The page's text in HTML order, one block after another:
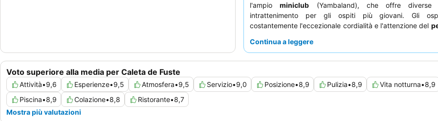
l'ampiominiclub (Yambaland), che offre
intrattenimento per gli ospiti più giovani. Gli
costantemente l'eccezionale cordialità e l'attenzione del
selezione. Per una vista ottimale, considerate di
Continua a leggere
Voto superiore alla media per Caleta de Fuste
Attività•9,6 Esperienze•9,5 Atmosfera•9,5 Servizio•9,0 Posizione•8,9 Pulizia•8,9 Vita notturna•8,9
Piscina•8,9 Colazione•8,8 Ristorante•8,7
Mostra più valutazioni